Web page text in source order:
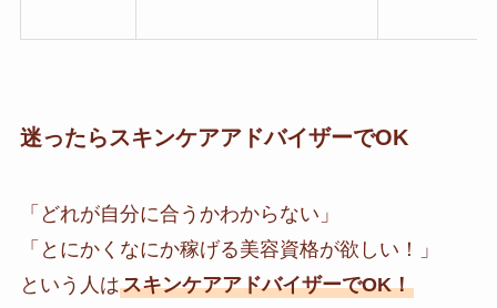
迷ったらスキンケアアドバイザーでOK
「どれが自分に合うかわからない」
「とにかくなにか稼げる美容資格が欲しい！」
という人はスキンケアアドバイザーでOK！